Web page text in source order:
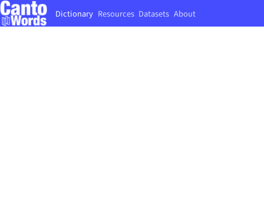
Dictionary Resources Datasets About